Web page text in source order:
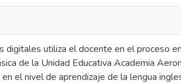
utiliza el docente en el proceso
de la Unidad Educativa Academia
el nivel de aprendizaje de la lengua